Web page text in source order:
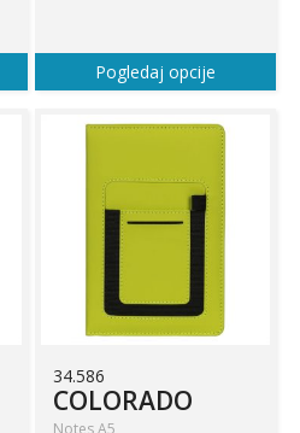
Pogledaj opcije
34.586
COLORADO
Notes A5